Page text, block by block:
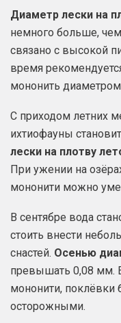
Диаметр лески на
немного больше,
связано с высокой
время
мононить
С приходом летних
ихтиофауны
лески на плотву
При ужении на
мононити можно
В сентябре вода
стоить внести
снастей. Осенью
превышать 0,08 мм.
мононити, поклёвки
осторожными.